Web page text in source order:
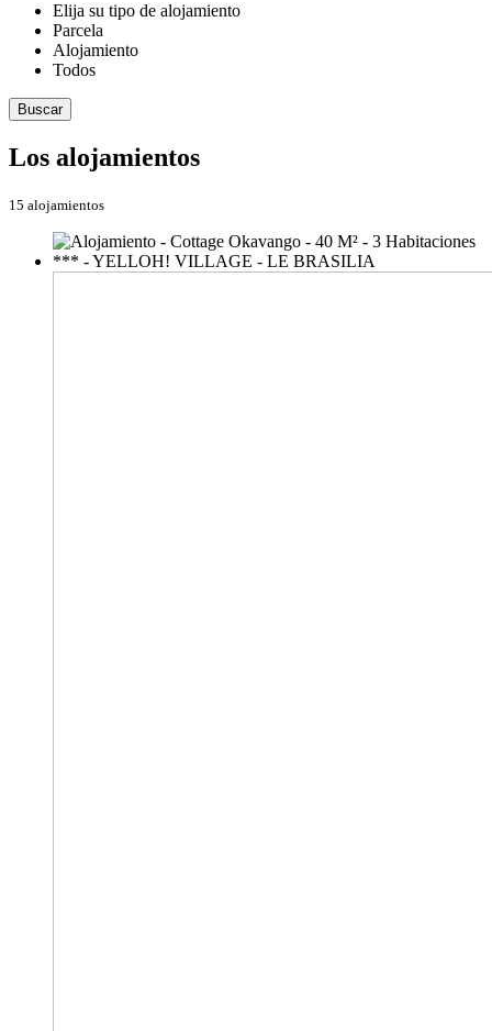
Elija su tipo de alojamiento
Parcela
Alojamiento
Todos
Buscar
Los alojamientos
15 alojamientos